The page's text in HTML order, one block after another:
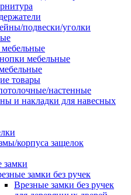
подвески/уголки
мебельные
товары
настенные
и накладки для навесных
корпуса защелок
замки
замки без ручек
Врезные замки без ручек